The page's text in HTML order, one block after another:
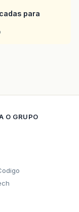
para
O GRUPO